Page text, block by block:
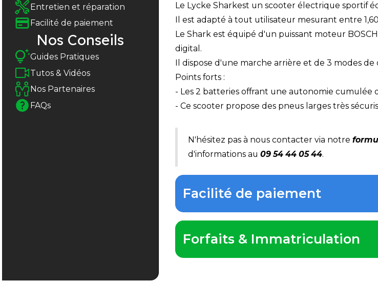
Entretien et réparation
Facilité de paiement
Nos Conseils
Guides Pratiques
Tutos & Vidéos
Nos Partenaires
FAQs
Le Lycke Sharkest un scooter électrique sportif
Il est adapté à tout utilisateur mesurant entre
Le Shark est équipé d'un puissant moteur
digital.
Il dispose d'une marche arrière et de 3 modes de
Points forts :
- Les 2 batteries offrant une autonomie cumulée
- Ce scooter propose des pneus larges très
N'hésitez pas à nous contacter via notre
d'informations au 09 54 44 05 44.
Facilité de paiement
Forfaits & Immatriculation